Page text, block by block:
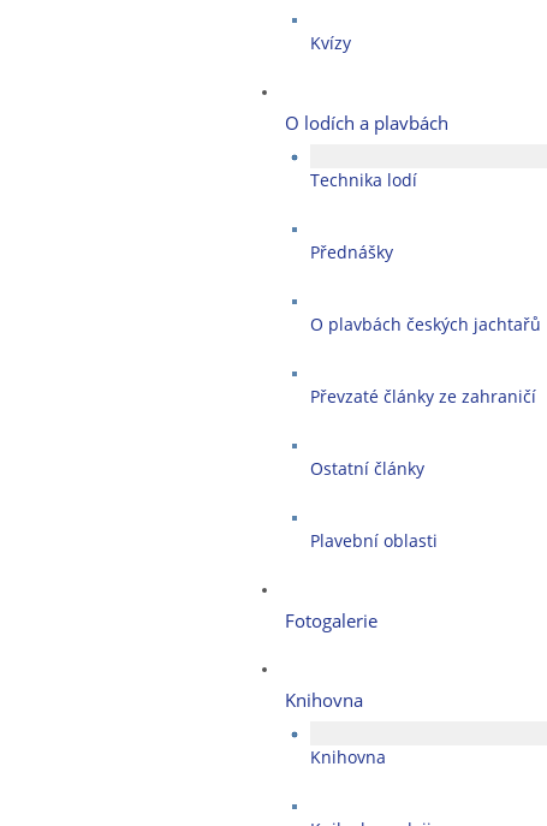
Kvízy
O lodích a plavbách
Technika lodí
Přednášky
O plavbách českých jachtařů
Převzaté články ze zahraničí
Ostatní články
Plavební oblasti
Fotogalerie
Knihovna
Knihovna